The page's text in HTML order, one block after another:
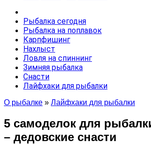
Рыбалка сегодня
Рыбалка на поплавок
Карпфишинг
Нахлыст
Ловля на спиннинг
Зимняя рыбалка
Снасти
Лайфхаки для рыбалки
О рыбалке » Лайфхаки для рыбалки
5 самоделок для
– дедовские снасти